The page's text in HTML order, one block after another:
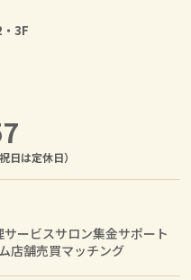
3F
は定休日）
ービスサロン集金サポート
店舗売買マッチング